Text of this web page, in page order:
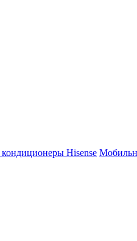
Hisense